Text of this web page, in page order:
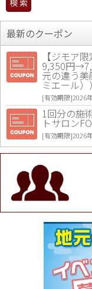
最新のクーポン
【ジモア
9,350円
元の違う
ミエール）
[有効期限]2026
1回分の施
トサロン
[有効期限]2026
値段提示
P！※チケ
駅前店）
[有効期限]2026
★ジモア限
ュラル＆
[有効期限]2026
【ジモア
⇒8,800円
（ミック
[有効期限]2026